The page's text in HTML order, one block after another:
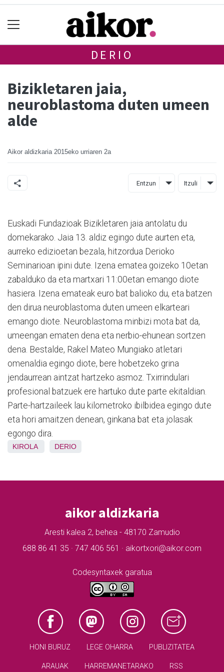
DERIO
Bizikletaren jaia,
neuroblastoma duten umeen
alde
Aikor aldizkaria 2015eko urriaren 2a
Entzun Itzuli
Euskadi Fundazioak Bizikletaren jaia antolatu du
domekarako. Jaia 13. aldiz egingo dute aurten eta,
aurreko edizioetan bezala, hitzordua Derioko
Seminarioan ipini dute. Izena ematea goizeko 10etan
zabalduko da eta martxari 11:00etan emango diote
hasiera. Izena emateak euro bat balioko du, eta batzen
den dirua neuroblastoma duten umeen elkarteari
emango diote. Neuroblastoma minbizi mota bat da,
umeengan ematen dena eta nerbio-ehunean sortzen
dena. Bestalde, Rakel Mateo Mungiako atletari
omenaldia egingo diote, bere hobetzeko grina
jendaurrean aintzat hartzeko asmoz. Txirrindulari
profesional batzuek ere hartuko dute parte ekitaldian.
Parte-hartzaileek lau kilometroko ibilbidea egingo dute
eta hori amaitzen denean, ginkana bat eta jolasak
egongo dira.
KIROLA DERIO
aikor aldizkaria
Aresti kalea 2, behea - 48170 Zamudio
688 86 41 35 · 747 406 561 · aikortxori@aikor.com
Codesyntaxek garatua
HONI BURUZ LEGE OHARRA PUBLIZITATEA
ARAUAK HARREMANETARAKO RSS